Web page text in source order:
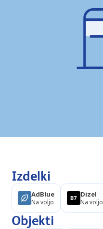
Izdelki
AdBlue
Na voljo
Dizel
Na voljo
Objekti